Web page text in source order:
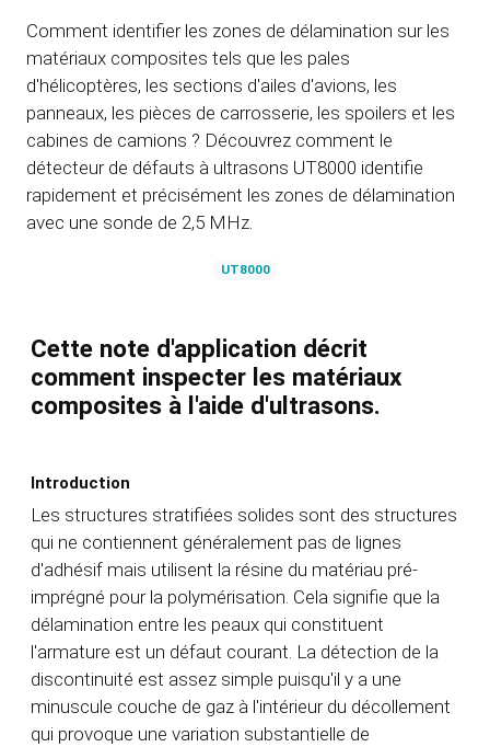
Comment identifier les zones de délamination sur les
matériaux composites tels que les pales
d'hélicoptères, les sections d'ailes d'avions, les
panneaux, les pièces de carrosserie, les spoilers et les
cabines de camions ? Découvrez comment le
détecteur de défauts à ultrasons UT8000 identifie
rapidement et précisément les zones de délamination
avec une sonde de 2,5 MHz.
UT8000
Cette note d'application décrit
comment inspecter les matériaux
composites à l'aide d'ultrasons.
Introduction
Les structures stratifiées solides sont des structures
qui ne contiennent généralement pas de lignes
d'adhésif mais utilisent la résine du matériau pré-
imprégné pour la polymérisation. Cela signifie que la
délamination entre les peaux qui constituent
l'armature est un défaut courant. La détection de la
discontinuité est assez simple puisqu'il y a une
minuscule couche de gaz à l'intérieur du décollement
qui provoque une variation substantielle de